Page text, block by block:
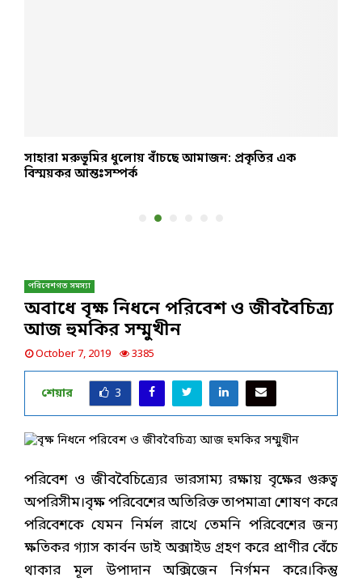
সাহারা মরুভূমির ধুলোয় বাঁচছে আমাজন: প্রকৃতির এক
বিস্ময়কর আন্তঃসম্পর্ক
পরিবেশগত সমস্যা
অবাধে বৃক্ষ নিধনে পরিবেশ ও জীববৈচিত্র্য
আজ হুমকির সম্মুখীন
October 7, 2019 3385
শেয়ার 3
পরিবেশ ও জীববৈচিত্র্যের ভারসাম্য রক্ষায় বৃক্ষের গুরুত্ব
অপরিসীম।বৃক্ষ পরিবেশের অতিরিক্ত তাপমাত্রা শোষণ করে
পরিবেশকে যেমন নির্মল রাখে তেমনি পরিবেশের জন্য
ক্ষতিকর গ্যাস কার্বন ডাই অক্সাইড গ্রহণ করে প্রাণীর বেঁচে
থাকার মূল উপাদান অক্সিজেন নির্গমন করে।কিন্তু